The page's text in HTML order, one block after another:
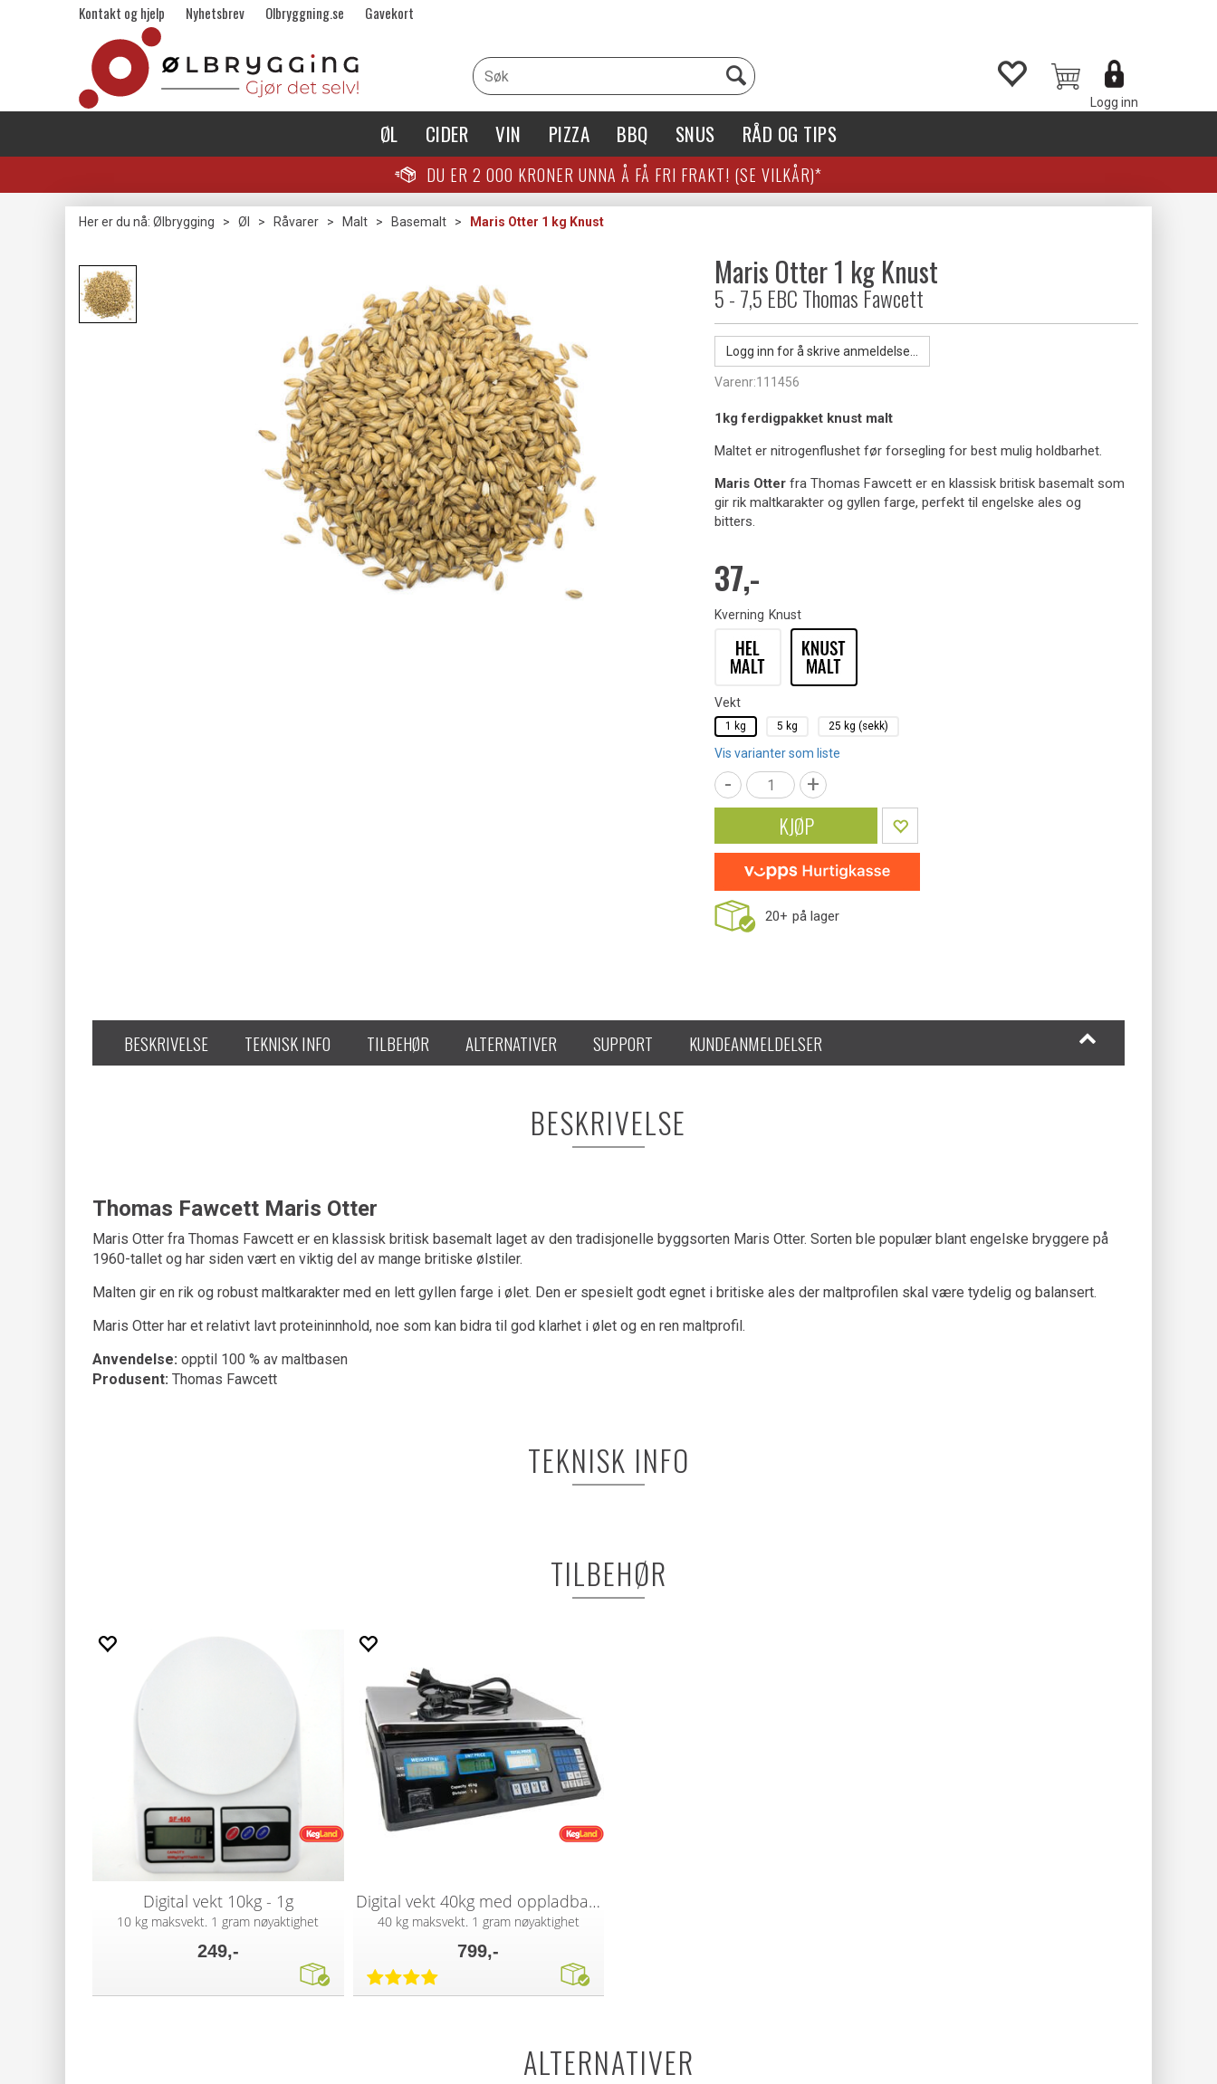
Kontakt og hjelp Nyhetsbrev Olbryggning.se Gavekort
Logg inn
ØL CIDER VIN PIZZA BBQ SNUS RÅD OG TIPS
DU ER 2 000 KRONER UNNA Å FÅ FRI FRAKT! (SE VILKÅR)*
Her er du nå: Ølbrygging > Øl > Råvarer > Malt > Basemalt > Maris Otter 1 kg Knust
Maris Otter 1 kg Knust
5 - 7,5 EBC Thomas Fawcett
Logg inn for å skrive anmeldelse...
Varenr:111456
1kg ferdigpakket knust malt
Maltet er nitrogenflushet før forsegling for best mulig holdbarhet.
Maris Otter fra Thomas Fawcett er en klassisk britisk basemalt som
gir rik maltkarakter og gyllen farge, perfekt til engelske ales og
bitters.
37,-
Kverning Knust
Vekt
1 kg 5 kg 25 kg (sekk)
Vis varianter som liste
- +
KJØP
20+ på lager
BESKRIVELSE TEKNISK INFO TILBEHØR ALTERNATIVER SUPPORT KUNDEANMELDELSER
BESKRIVELSE
Thomas Fawcett Maris Otter
Maris Otter fra Thomas Fawcett er en klassisk britisk basemalt laget av den tradisjonelle byggsorten Maris Otter. Sorten ble populær blant engelske bryggere på
1960-tallet og har siden vært en viktig del av mange britiske ølstiler.
Malten gir en rik og robust maltkarakter med en lett gyllen farge i ølet. Den er spesielt godt egnet i britiske ales der maltprofilen skal være tydelig og balansert.
Maris Otter har et relativt lavt proteininnhold, noe som kan bidra til god klarhet i ølet og en ren maltprofil.
Anvendelse: opptil 100 % av maltbasen
Produsent: Thomas Fawcett
TEKNISK INFO
TILBEHØR
Digital vekt 10kg - 1g
10 kg maksvekt. 1 gram nøyaktighet
249,-
Digital vekt 40kg med oppladbart batteri
40 kg maksvekt. 1 gram nøyaktighet
799,-
ALTERNATIVER